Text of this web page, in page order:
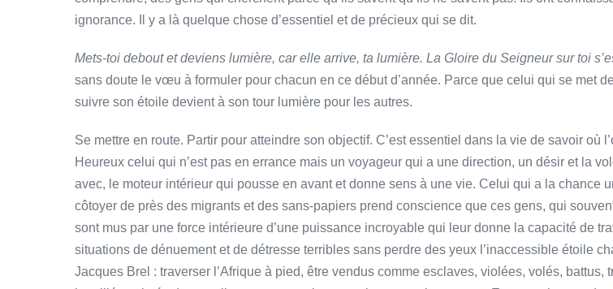
ignorance. Il y a là quelque chose d’essentiel et de précieux qui se dit.
Mets-toi debout et deviens lumière, car elle arrive, ta lumière. La Gloire du Seigneur sur toi
sans doute le vœu à formuler pour chacun en ce début d’année. Parce que celui qui se met
suivre son étoile devient à son tour lumière pour les autres.
Se mettre en route. Partir pour atteindre son objectif. C’est essentiel dans la vie de savoir où
Heureux celui qui n’est pas en errance mais un voyageur qui a une direction, un désir et la
avec, le moteur intérieur qui pousse en avant et donne sens à une vie. Celui qui a la chance
côtoyer de près des migrants et des sans-papiers prend conscience que ces gens, qui
sont mus par une force intérieure d’une puissance incroyable qui leur donne la capacité de
situations de dénuement et de détresse terribles sans perdre des yeux l’inaccessible étoile
Jacques Brel : traverser l’Afrique à pied, être vendus comme esclaves, violées, volés, battus,